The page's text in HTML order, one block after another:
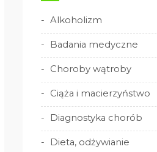
Alkoholizm
Badania medyczne
Choroby wątroby
Ciąża i macierzyństwo
Diagnostyka chorób
Dieta, odżywianie